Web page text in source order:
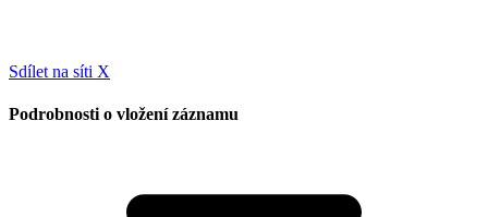
Sdílet na síti X
Podrobnosti o vložení záznamu